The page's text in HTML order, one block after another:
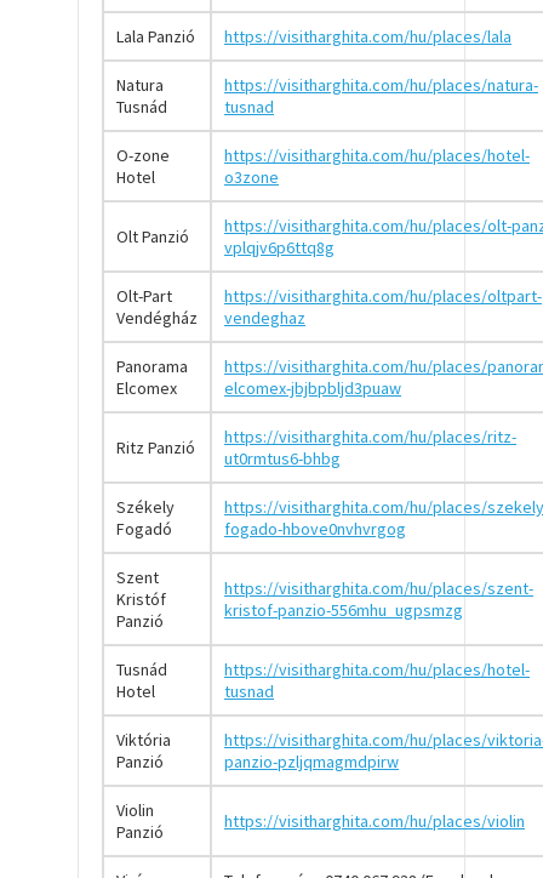
Lala Panzió https://visitharghita.com/hu/places/lala
Natura
Tusnád
https://visitharghita.com/hu/places/natura-
tusnad
O-zone
Hotel
https://visitharghita.com/hu/places/hotel-
o3zone
Olt Panzió
https://visitharghita.com/hu/places/olt-
vplqjv6p6ttq8g
Olt-Part
Vendégház
https://visitharghita.com/hu/places/oltpart-
vendeghaz
Panorama
Elcomex
https://visitharghita.com/hu/places/
elcomex-jbjbpbljd3puaw
Ritz Panzió
https://visitharghita.com/hu/places/ritz-
ut0rmtus6-bhbg
Székely
Fogadó
https://visitharghita.com/hu/places/
fogado-hbove0nvhvrgog
Szent
Kristóf
Panzió
https://visitharghita.com/hu/places/szent-
kristof-panzio-556mhu_ugpsmzg
Tusnád
Hotel
https://visitharghita.com/hu/places/hotel-
tusnad
Viktória
Panzió
https://visitharghita.com/hu/places/
panzio-pzljqmagmdpirw
Violin
Panzió
https://visitharghita.com/hu/places/violin